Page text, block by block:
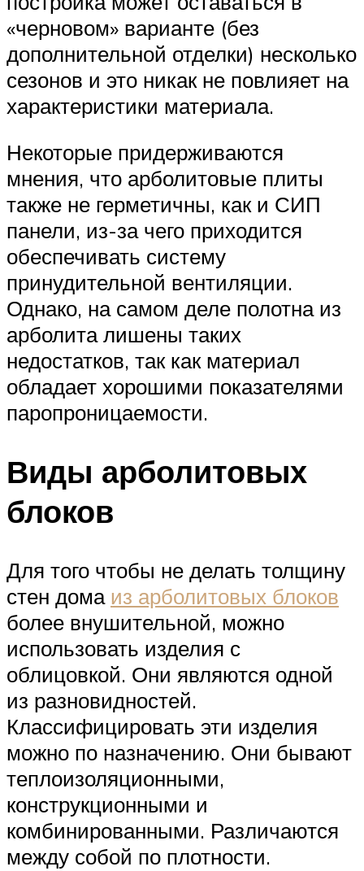
«черновом» варианте (без
дополнительной отделки) несколько
сезонов и это никак не повлияет на
характеристики материала.
Некоторые придерживаются
мнения, что арболитовые плиты
также не герметичны, как и СИП
панели, из-за чего приходится
обеспечивать систему
принудительной вентиляции.
Однако, на самом деле полотна из
арболита лишены таких
недостатков, так как материал
обладает хорошими показателями
паропроницаемости.
Виды арболитовых
блоков
Для того чтобы не делать толщину
стен дома из арболитовых блоков
более внушительной, можно
использовать изделия с
облицовкой. Они являются одной
из разновидностей.
Классифицировать эти изделия
можно по назначению. Они бывают
теплоизоляционными,
конструкционными и
комбинированными. Различаются
между собой по плотности.